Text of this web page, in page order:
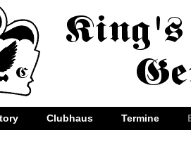
Clubhaus Termine